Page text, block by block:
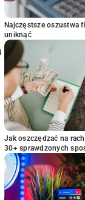
Najczęstsze oszustwa
uniknąć
Jak oszczędzać na
30+ sprawdzonych